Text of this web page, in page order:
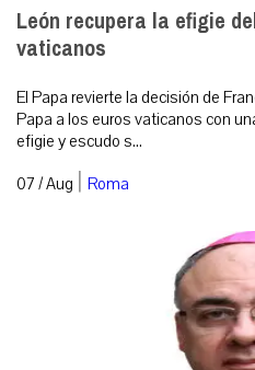
León recupera la efigie
vaticanos
El Papa revierte la decisión de
Papa a los euros vaticanos con
efigie y escudo s...
07 / Aug | Roma